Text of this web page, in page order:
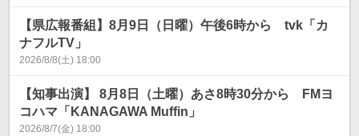
【県広報番組】8月9日（日曜）午後6時から tvk「カ
ナフルTV」
2026/8/8(土) 18:00
【知事出演】 8月8日（土曜）あさ8時30分から FMヨ
コハマ「KANAGAWA Muffin」
2026/8/7(金) 18:00